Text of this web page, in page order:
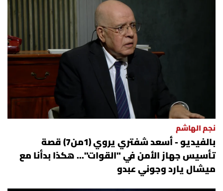
نجم الهاشم
بالفيديو - أسعد شفتري يروي (1من7) قصة
تأسيس جهاز الأمن في "القوات"... هكذا بدأنا مع
ميشال يارد وجوني عبدو